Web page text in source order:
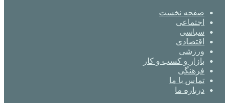
صفحه نخست
اجتماعی
سیاسی
اقتصادی
ورزشی
بازار و کسب و کار
فرهنگی
تماس با ما
درباره ما